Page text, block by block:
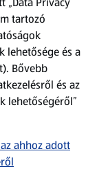
tartozó
lehetősége és a
Bővebb
és az
lehetőségéről”
ahhoz adott